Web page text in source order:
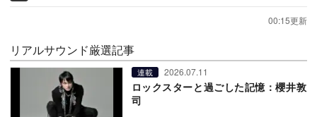
00:15更新
リアルサウンド厳選記事
連載 2026.07.11
ロックスターと過ごした記憶：櫻井敦
司